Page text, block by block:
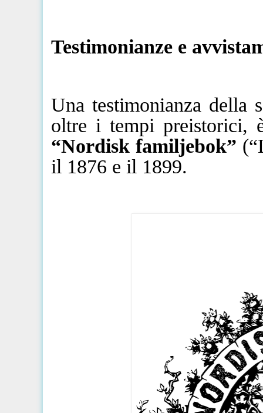
Testimonianze e
Una testimonianza della
oltre i tempi preistorici,
“Nordiskfamiljebok”
il 1876 e il 1899.